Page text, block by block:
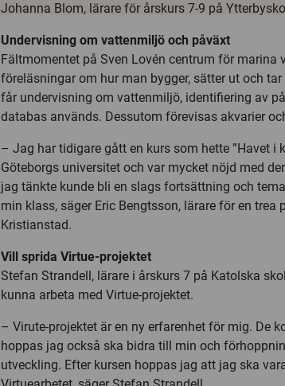
Johanna Blom, lärare för årskurs 7-9 på
Undervisning om vattenmiljö och påväxt
Fältmomentet på Sven Lovén centrum för marina
föreläsningar om hur man bygger, sätter ut och
får undervisning om vattenmiljö, identifiering av
databas används. Dessutom förevisas akvarier
– Jag har tidigare gått en kurs som hette ”Havet i
Göteborgs universitet och var mycket nöjd med
jag tänkte kunde bli en slags fortsättning och
min klass, säger Eric Bengtsson, lärare för en trea
Kristianstad.
Vill sprida Virtue-projektet
Stefan Strandell, lärare i årskurs 7 på Katolska
kunna arbeta med Virtue-projektet.
– Virute-projektet är en ny erfarenhet för mig. De
hoppas jag också ska bidra till min och
utveckling. Efter kursen hoppas jag att jag ska